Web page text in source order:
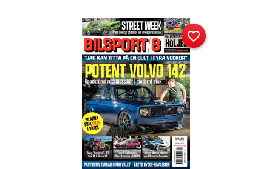
favorite_border